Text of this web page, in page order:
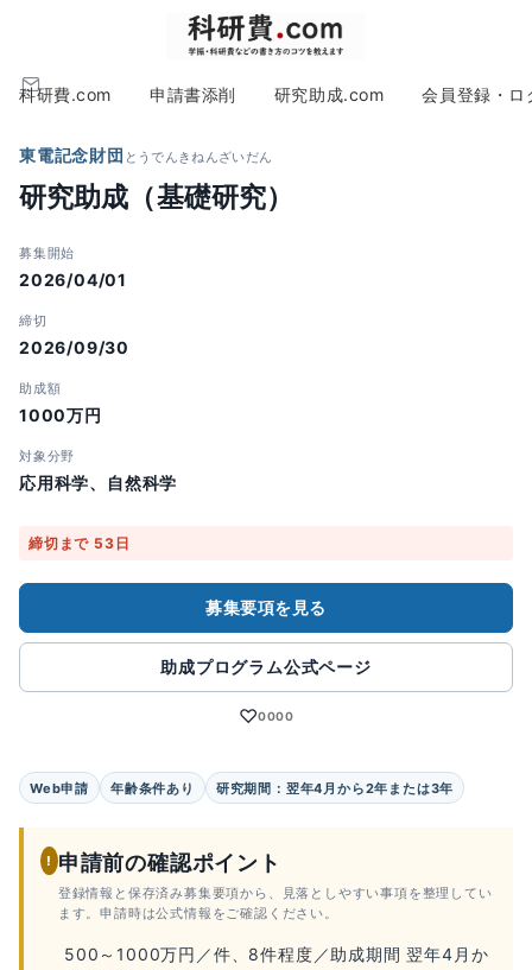
科研費.com 申請書添削 研究助成.com 会員登録・ロ
東電記念財団 とうでんきねんざいだん
研究助成（基礎研究）
募集開始
2026/04/01
締切
2026/09/30
助成額
1000万円
対象分野
応用科学、自然科学
締切まで 53日
募集要項を見る
助成プログラム公式ページ
♡0000
Web申請 年齢条件あり 研究期間：翌年4月から2年または3年
! 申請前の確認ポイント
登録情報と保存済み募集要項から、見落としやすい事項を整理してい
ます。申請時は公式情報をご確認ください。
500～1000万円／件、8件程度／助成期間 翌年4月か